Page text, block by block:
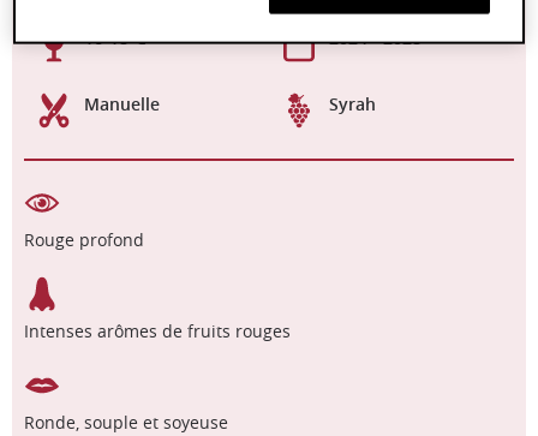
16-18°C 2024 - 2028
Manuelle Syrah
Rouge profond
Intenses arômes de fruits rouges
Ronde, souple et soyeuse